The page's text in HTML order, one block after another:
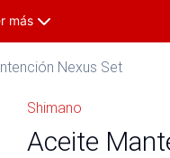
más
Nexus Set
Shimano
Aceite